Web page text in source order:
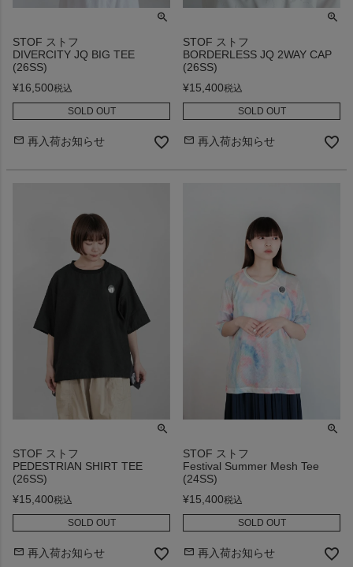
STOF ストフ
DIVERCITY JQ BIG TEE
(26SS)
¥16,500税込
SOLD OUT
再入荷お知らせ
STOF ストフ
BORDERLESS JQ 2WAY CAP
(26SS)
¥15,400税込
SOLD OUT
再入荷お知らせ
STOF ストフ
PEDESTRIAN SHIRT TEE
(26SS)
¥15,400税込
SOLD OUT
再入荷お知らせ
STOF ストフ
Festival Summer Mesh Tee
(24SS)
¥15,400税込
SOLD OUT
再入荷お知らせ